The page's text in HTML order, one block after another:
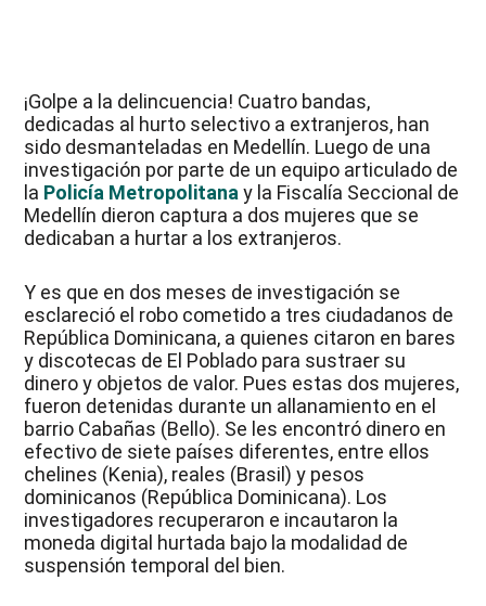
¡Golpe a la delincuencia! Cuatro bandas,
dedicadas al hurto selectivo a extranjeros, han
sido desmanteladas en Medellín. Luego de una
investigación por parte de un equipo articulado de
la Policía Metropolitanay la Fiscalía Seccional de
Medellín dieron captura a dos mujeres que se
dedicaban a hurtar a los extranjeros.
Y es que en dos meses de investigación se
esclareció el robo cometido a tres ciudadanos de
República Dominicana, a quienes citaron en bares
y discotecas de El Poblado para sustraer su
dinero y objetos de valor. Pues estas dos mujeres,
fueron detenidas durante un allanamiento en el
barrio Cabañas (Bello). Se les encontró dinero en
efectivo de siete países diferentes, entre ellos
chelines (Kenia), reales (Brasil) y pesos
dominicanos (República Dominicana). Los
investigadores recuperaron e incautaron la
moneda digital hurtada bajo la modalidad de
suspensión temporal del bien.